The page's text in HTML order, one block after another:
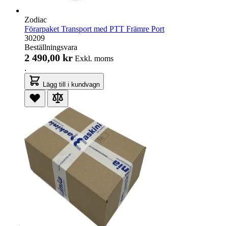
Zodiac
Förarpaket Transport med PTT Främre Port
30209
Beställningsvara
2 490,00 kr Exkl. moms
.
Lägg till i kundvagn